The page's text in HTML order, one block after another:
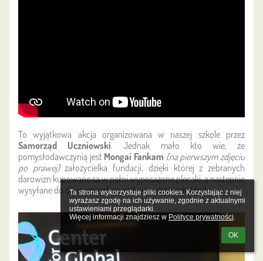
Ta strona wykorzystuje pliki cookies. Korzystając z niej
wyrażasz zgodę na ich używanie, zgodnie z aktualnymi
ustawieniami przeglądarki.
Więcej informacji znajdziesz w Polityce prywatności.
OK
To wyjątkowa akcja organizowana w naszej szkole przez
Samorząd Uczniowski. Jednak mało kto wie, że
pomysłodawczynią jest Mongai Fankam (na pierwszym zdjęciu
po prawej)założycielka fundacji, dzięki której z zebranych
darowizn kupowane są w pełni wyposażone plecaki, a następnie
wysyłane do dzieci mieszkających w państwach Afryki.